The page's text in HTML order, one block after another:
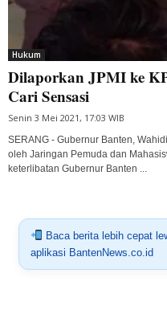
Hukum
Dilaporkan JPMI ke
Cari Sensasi
Senin 3 Mei 2021, 17:03 WIB
SERANG - Gubernur Banten,
oleh Jaringan Pemuda dan
keterlibatan Gubernur Banten ...
Baca berita lebih cepat
aplikasi BantenNews.co.id